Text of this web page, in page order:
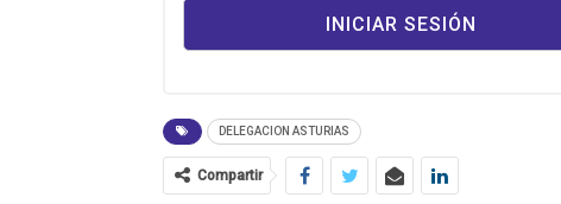
DELEGACION ASTURIAS
Compartir